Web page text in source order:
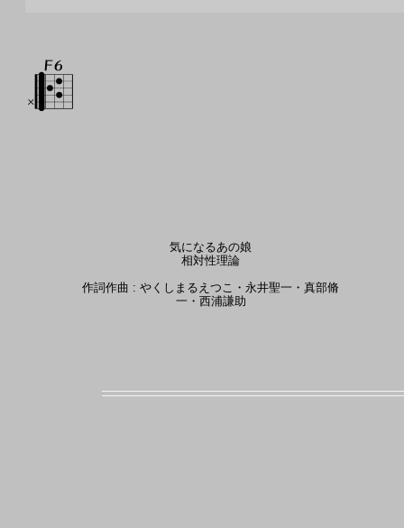
気になるあの娘
相対性理論
作詞作曲 : やくしまるえつこ・永井聖一・真部脩
一・西浦謙助